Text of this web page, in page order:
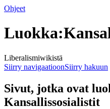
Ohjeet
Liberalismiwikistä
Siirry navigaatioonSiirry hakuun
Sivut, jotka ovat
Kansallissosialistit